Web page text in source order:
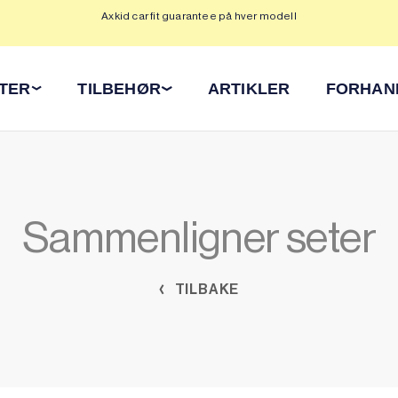
Axkid car fit guarantee på hver modell
TILBEHØR ARTIKLER
Sammenligner seter
TILBAKE